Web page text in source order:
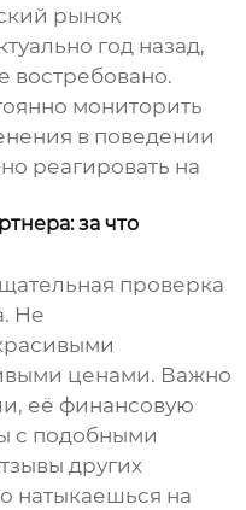
рынок
год назад,
востребовано.
мониторить
в поведении
реагировать на
за что
проверка
Не
ценами. Важно
её финансовую
с подобными
других
натыкаешься на